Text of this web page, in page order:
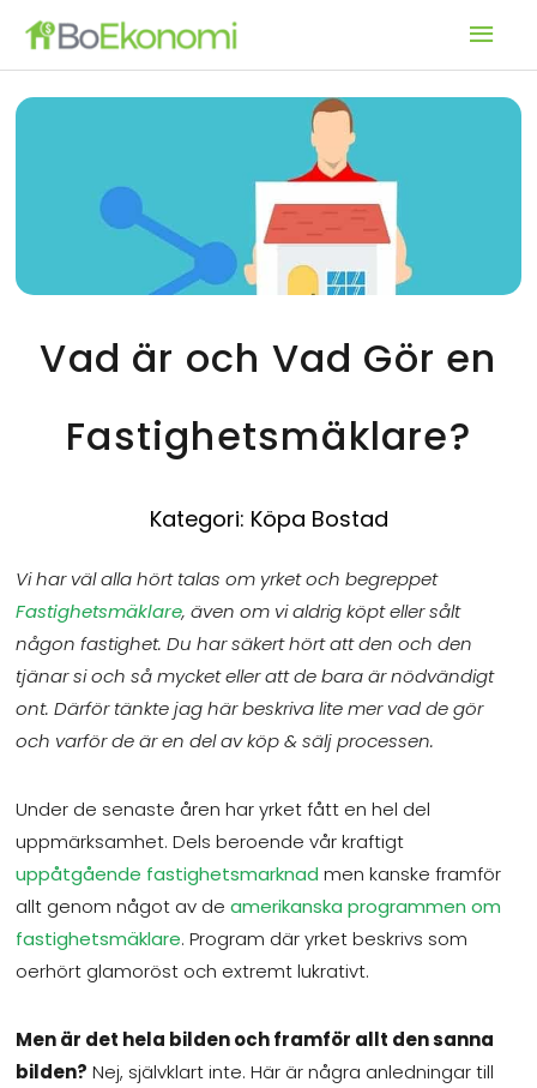
Hoppa
Vad är och Vad Gör en
Fastighetsmäklare?
Kategori: Köpa Bostad
Vi har väl alla hört talas om yrket och begreppet
Fastighetsmäklare, även om vi aldrig köpt eller sålt
någon fastighet. Du har säkert hört att den och den
tjänar si och så mycket eller att de bara är nödvändigt
ont. Därför tänkte jag här beskriva lite mer vad de gör
och varför de är en del av köp & sälj processen.
Under de senaste åren har yrket fått en hel del
uppmärksamhet. Dels beroende vår kraftigt
uppåtgående fastighetsmarknad men kanske framför
allt genom något av deamerikanska programmen om
fastighetsmäklare. Program där yrket beskrivs som
oerhört glamoröst och extremt lukrativt.
Men är det hela bilden och framför allt den sanna
bilden? Nej, självklart inte. Här är några anledningar till